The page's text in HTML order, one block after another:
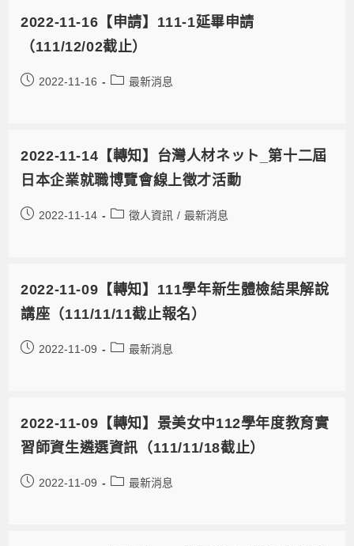
2022-11-16【申請】111-1延畢申請
（111/12/02截止）
2022-11-16 最新消息
2022-11-14【轉知】台灣人材ネット_第十二屆
日本企業就職博覽會線上徵才活動
2022-11-14 徵人資訊 / 最新消息
2022-11-09【轉知】111學年新生體檢結果解說
講座（111/11/11截止報名）
2022-11-09 最新消息
2022-11-09【轉知】景美女中112學年度教育實
習師資生遴選資訊（111/11/18截止）
2022-11-09 最新消息